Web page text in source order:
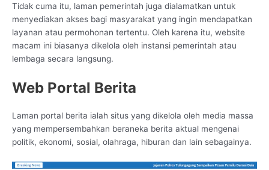
Tidak cuma itu, laman pemerintah juga dialamatkan untuk
menyediakan akses bagi masyarakat yang ingin mendapatkan
layanan atau permohonan tertentu. Oleh karena itu, website
macam ini biasanya dikelola oleh instansi pemerintah atau
lembaga secara langsung.
Web Portal Berita
Laman portal berita ialah situs yang dikelola oleh media massa
yang mempersembahkan beraneka berita aktual mengenai
politik, ekonomi, sosial, olahraga, hiburan dan lain sebagainya.